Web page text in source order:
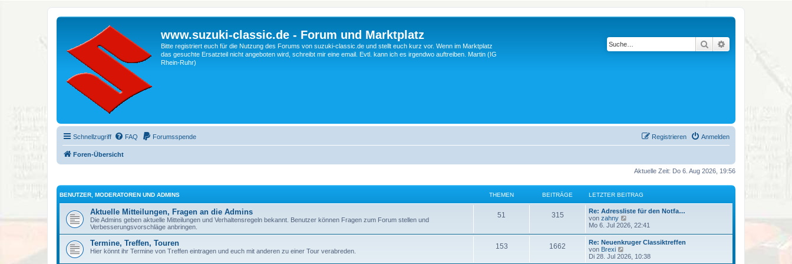
www.suzuki-classic.de - Forum und Marktplatz
Bitte registriert euch für die Nutzung des Forums von suzuki-classic.de und stellt euch kurz vor. Wenn im Marktplatz
das gesuchte Ersatzteil nicht angeboten wird, schreibt mir eine email. Evtl. kann ich es irgendwo auftreiben. Martin (IG
Rhein-Ruhr)
Suche Erweiterte Suche
Schnellzugriff FAQ Forumsspende Anmelden
Registrieren
Foren-Übersicht
Aktuelle Zeit: Do 6. Aug 2026, 19:56
BENUTZER, MODERATOREN UND ADMINS THEMEN BEITRÄGE LETZTER BEITRAG
Aktuelle Mitteilungen, Fragen an die Admins
Die Admins geben aktuelle Mitteilungen und Verhaltensregeln bekannt. Benutzer können Fragen zum Forum stellen und
Verbesserungsvorschläge anbringen.
51
e
315B
i
L
e
t
t
e
r
B
Re: Adressliste für den Notfa…
von zahny
e
s
t
e
Mo 6. Jul 2026, 22:41
Termine, Treffen, Touren
Hier könnt ihr Termine von Treffen eintragen und euch mit anderen zu einer Tour verabreden.
153T
1662
L
e
t
z
Re: Neuenkruger Classiktreffen
von Brexi
e
u
Di 28. Jul 2026, 10:38